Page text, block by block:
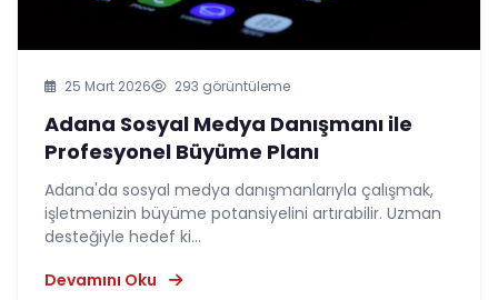
25 Mart 2026 293 görüntüleme
Adana Sosyal Medya Danışmanı ile
Profesyonel Büyüme Planı
Adana'da sosyal medya danışmanlarıyla çalışmak,
işletmenizin büyüme potansiyelini artırabilir. Uzman
desteğiyle hedef ki...
Devamını Oku